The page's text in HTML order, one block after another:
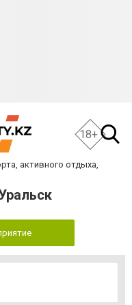
18+
активного отдыха,